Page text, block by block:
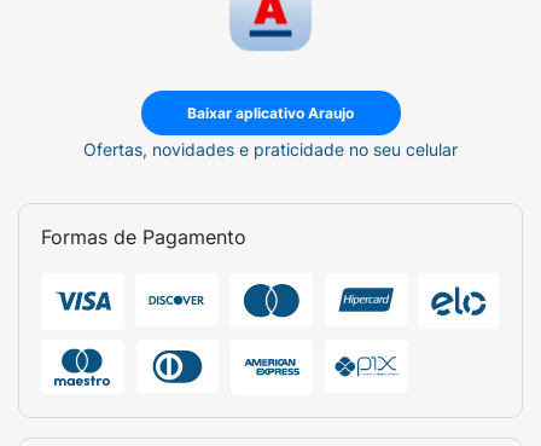
Baixar aplicativo Araujo
Ofertas, novidades e praticidade no seu celular
Formas de Pagamento